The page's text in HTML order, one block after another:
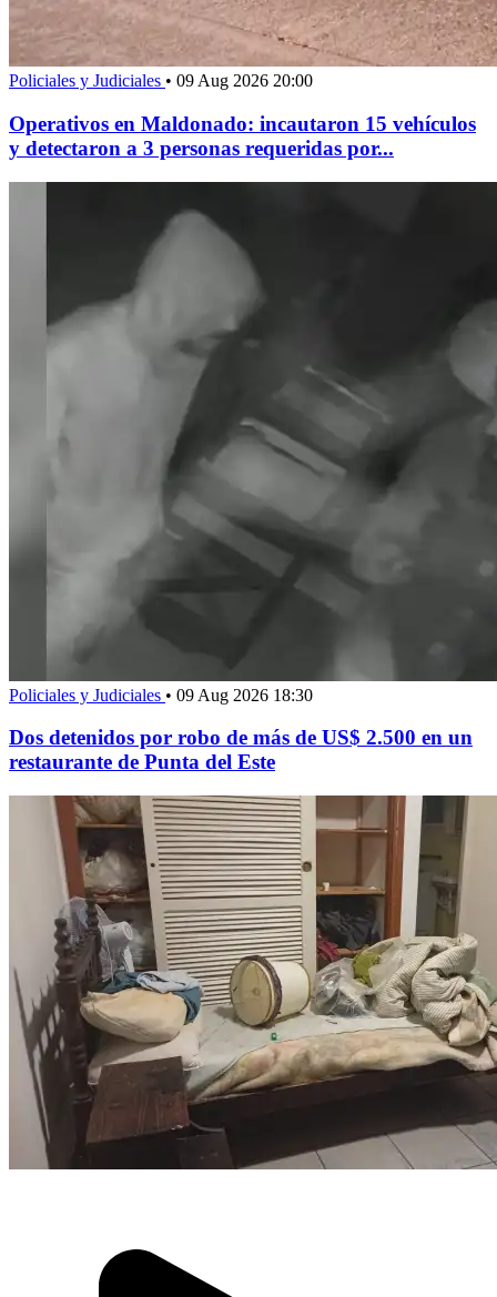
Policiales y Judiciales • 09 Aug 2026 20:00
Operativos en Maldonado: incautaron 15 vehículos
y detectaron a 3 personas requeridas por...
Policiales y Judiciales • 09 Aug 2026 18:30
Dos detenidos por robo de más de US$ 2.500 en un
restaurante de Punta del Este